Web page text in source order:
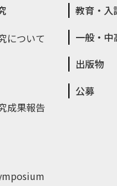
について
成果報告
教育・入
一般・
出版物
公募